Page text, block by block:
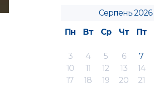
Серпень 2026
Пн
Вт Ср Чт Пт
3
4 5 6 7
10
11 12 13 14
17
18 19 20 21